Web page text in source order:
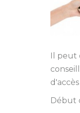
Il peut
Début